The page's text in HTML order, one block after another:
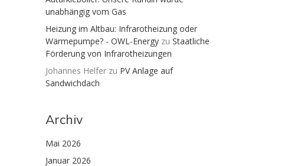
unabhängig vom Gas
Heizung im Altbau: Infrarotheizung oder
Wärmepumpe? - OWL-Energy zuStaatliche
Förderung von Infrarotheizungen
Johannes Helfer zu PV Anlage auf
Sandwichdach
Archiv
Mai 2026
Januar 2026